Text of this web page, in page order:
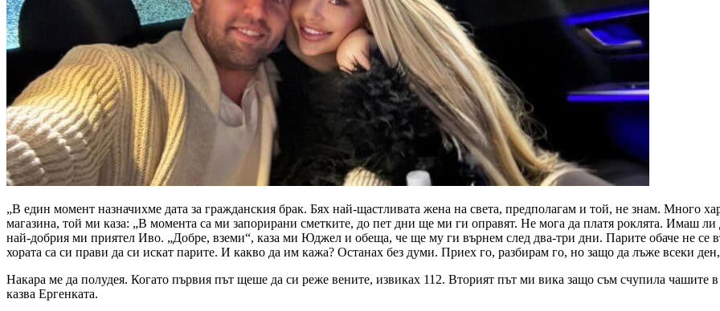
„В един момент назначихме дата за гражданския брак. Бях най-щастливата жена на света, предполагам и той, не знам. Много
магазина, той ми каза: „В момента са ми запорирани сметките, до пет дни ще ми ги оправят. Не мога да платя роклята. Имаш
най-добрия ми приятел Иво. „Добре, вземи“, каза ми Юджел и обеща, че ще му ги върнем след два-три дни. Парите обаче не се
хората са си прави да си искат парите. И какво да им кажа? Останах без думи. Приех го, разбирам го, но защо да лъже всеки
Накара ме да полудея. Когато първия път щеше да си реже вените, извиках 112. Вторият път ми вика защо съм счупила чашите в
казва Ергенката.